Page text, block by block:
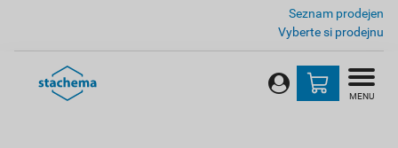
Seznam prodejen
Vyberte si prodejnu
MENU